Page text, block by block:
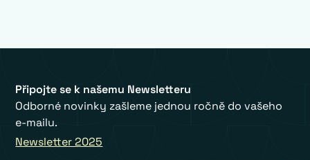
Připojte se k našemu Newsletteru
Odborné novinky zašleme jednou ročně do vašeho
e-mailu.
Newsletter 2025